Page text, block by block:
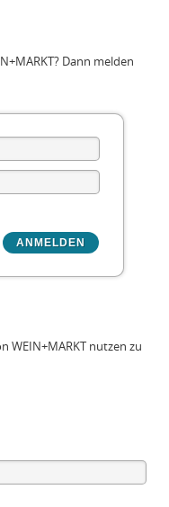
Dann melden
WEIN+MARKT nutzen zu